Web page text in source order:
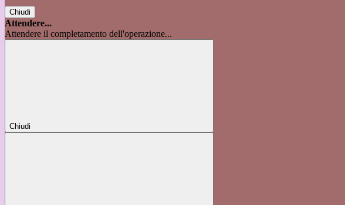
Chiudi
Attendere...
Attendere il completamento dell'operazione...
Chiudi